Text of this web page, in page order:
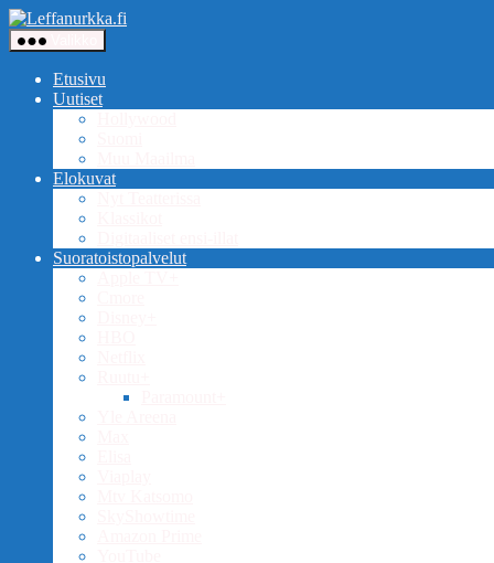
Siirry
sisältöön
Etusivu
Uutiset
Elokuvat
Suoratoistopalvelut